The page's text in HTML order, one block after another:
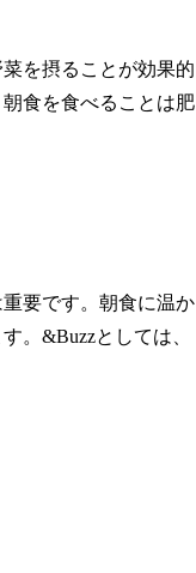
を摂ることが効果的
食を食べることは肥
要です。朝食に温か
。&Buzzとしては、